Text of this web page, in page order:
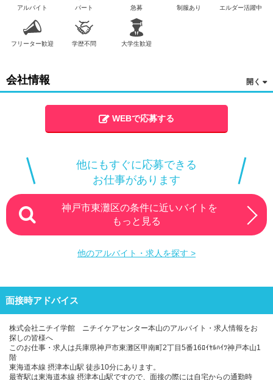
アルバイト パート 急募 制服あり エルダー活躍中
フリーター歓迎 学歴不問 大学生歓迎
会社情報
WEBで応募する
他にもすぐに応募できる
お仕事があります
神戸市東灘区の条件に近いバイトを
もっと見る
他のアルバイト・求人を探す >
面接時アドバイス
株式会社ニチイ学館 ニチイケアセンター本山のアルバイト・求人情報をお
探しの皆様へ
このお仕事・求人は兵庫県神戸市東灘区甲南町2丁目5番16ﾛｲﾔﾙﾊｲﾂ神戸本山1
階
東海道本線 摂津本山駅 徒歩10分にあります。
最寄駅は東海道本線 摂津本山駅ですので、面接の際には自宅からの通勤時